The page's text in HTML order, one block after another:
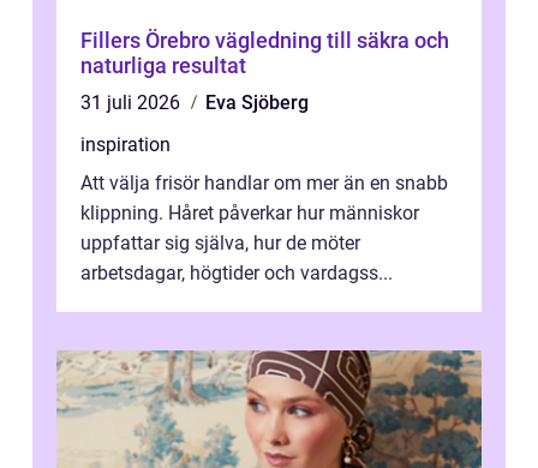
Fillers Örebro vägledning till säkra och
naturliga resultat
31 juli 2026
Eva Sjöberg
inspiration
Att välja frisör handlar om mer än en snabb
klippning. Håret påverkar hur människor
uppfattar sig själva, hur de möter
arbetsdagar, högtider och vardagss...